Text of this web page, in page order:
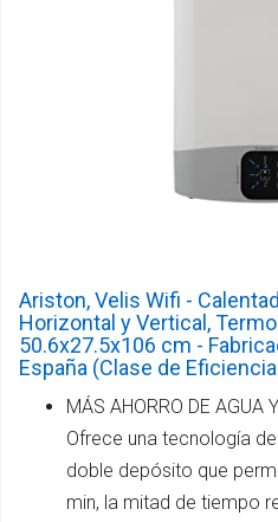
Ariston, Velis Wifi -
Horizontal y Vertical,
50.6x27.5x106 cm -
España (Clase de
MÁS AHORRO DE AGUA
Ofrece una tecnología
doble depósito que
min, la mitad de tiempo